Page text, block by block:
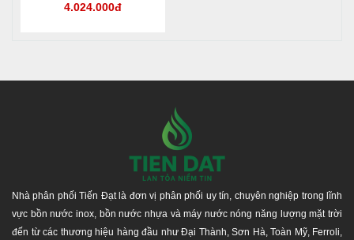
4.024.000đ
Nhà phân phối Tiến Đạt là đơn vị phân phối uy tín, chuyên nghiệp trong lĩnh
vực bồn nước inox, bồn nước nhựa và máy nước nóng năng lượng mặt trời
đến từ các thương hiệu hàng đầu như Đại Thành, Sơn Hà, Toàn Mỹ, Ferroli,